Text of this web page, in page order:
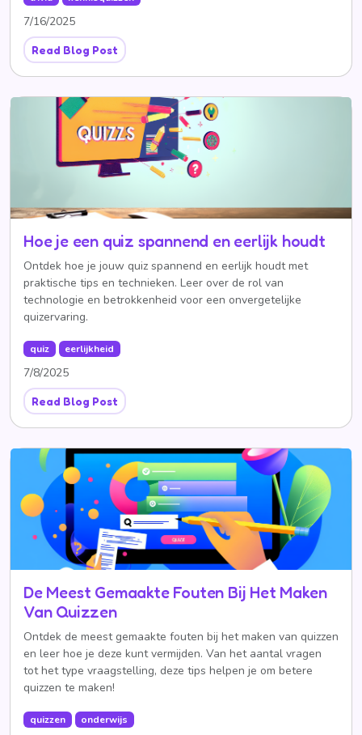
7/16/2025
Read Blog Post
Hoe je een quiz spannend en eerlijk houdt
Ontdek hoe je jouw quiz spannend en eerlijk houdt met
praktische tips en technieken. Leer over de rol van
technologie en betrokkenheid voor een onvergetelijke
quizervaring.
quiz eerlijkheid
7/8/2025
Read Blog Post
De Meest Gemaakte Fouten Bij Het Maken
Van Quizzen
Ontdek de meest gemaakte fouten bij het maken van quizzen
en leer hoe je deze kunt vermijden. Van het aantal vragen
tot het type vraagstelling, deze tips helpen je om betere
quizzen te maken!
quizzen onderwijs